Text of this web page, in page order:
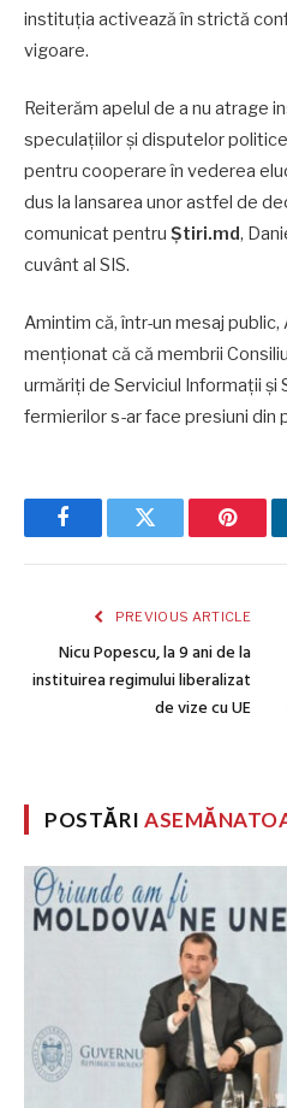
instituția activează în strictă
vigoare.
Reiterăm apelul de a nu atrage
speculațiilor și disputelor
pentru cooperare în vederea
dus la lansarea unor astfel de
comunicat pentru Știri.md,
cuvânt al SIS.
Amintim că, într-un mesaj public,
menționat că că membrii
urmăriți de Serviciul Informații și
fermierilor s-ar face presiuni din
FacebookTwitter
PREVIOUS ARTICLE
Nicu Popescu, la 9 ani de la
instituirea regimului liberalizat
de vize cu UE
POSTĂRI